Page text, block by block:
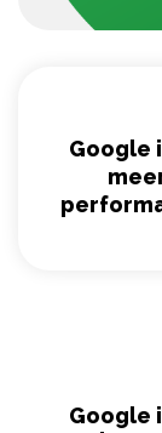
Google
Google